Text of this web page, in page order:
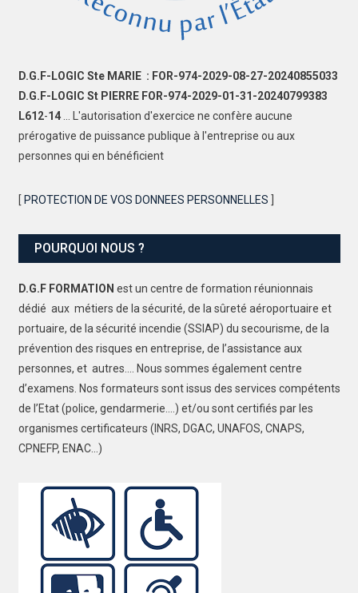
D.G.F-LOGIC Ste MARIE : FOR-974-2029-08-27-20240855033
D.G.F-LOGIC St PIERRE FOR-974-2029-01-31-20240799383
L612-14... L'autorisation d'exercice ne confère aucune
prérogative de puissance publique à l'entreprise ou aux
personnes qui en bénéficient
[PROTECTION DE VOS DONNEES PERSONNELLES ]
POURQUOI NOUS ?
D.G.F FORMATION est un centre de formation réunionnais
dédié aux métiers de la sécurité, de la sûreté aéroportuaire et
portuaire, de la sécurité incendie (SSIAP) du secourisme, de la
prévention des risques en entreprise, de l’assistance aux
personnes, et autres…. Nous sommes également centre
d’examens. Nos formateurs sont issus des services compétents
de l’Etat (police, gendarmerie….) et/ou sont certifiés par les
organismes certificateurs (INRS, DGAC, UNAFOS, CNAPS,
CPNEFP, ENAC…)